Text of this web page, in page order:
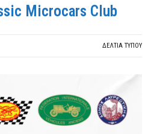
Microcars Club
ΔΕΛΤΙΑ ΤΥΠΟΥ